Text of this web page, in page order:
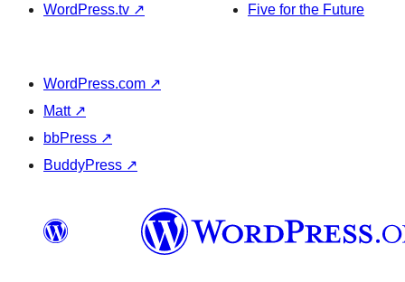
WordPress.tv ↗
Five for the Future
WordPress.com ↗
Matt ↗
bbPress ↗
BuddyPress ↗